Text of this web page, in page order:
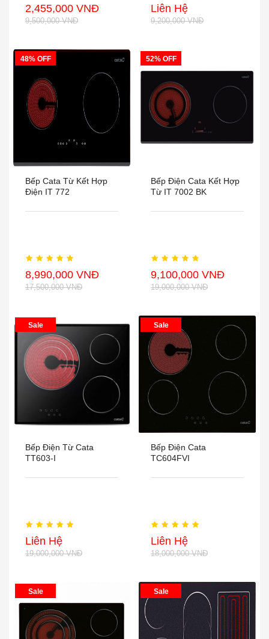
2,455,000 VNĐ
9,500,000 VNĐ
Liên Hệ
9,200,000 VNĐ
48% OFF
Bếp Cata Từ Kết Hợp
Điện IT 772
8,990,000 VNĐ
17,500,000 VNĐ
52% OFF
Bếp Điện Cata Kết Hợp
Từ IT 7002 BK
9,100,000 VNĐ
19,000,000 VNĐ
Sale
Bếp Điện Từ Cata
TT603-I
Liên Hệ
19,000,000 VNĐ
Sale
Bếp Điện Cata
TC604FVI
Liên Hệ
18,000,000 VNĐ
Sale Sale